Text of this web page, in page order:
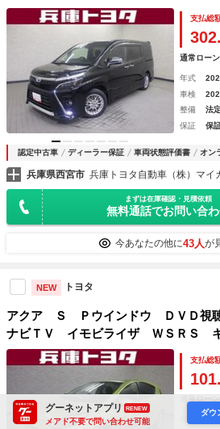
ト オートクルーズ リアエアコン
ＴＣ車載器 パワーウィンドウ キー
ーション ＡＢＳ
支払総
302.
通常ローン
年式
車検
整備
法
保証
保
認定中古車 ディーラー保証 車両状態評価書 オン
兵庫県西宮市 兵庫トヨタ自動車（株）マイ
まずは在庫確認・見積依頼
無料通話でお問い合
今あなたの他に43人が
NEW トヨタ
アクア Ｓ Ｐウインドウ ＤＶＤ
ナビＴＶ イモビライザ ＷＳＲＳ
Ｖ スマートキー＆プッシュスター
パワステ ＡＢＳ ＥＴＣ 運転席エア
支払総
101.
通常ローン
グーネットアプリ RENEW
メアド不要で問い合わせ可能
ダウ